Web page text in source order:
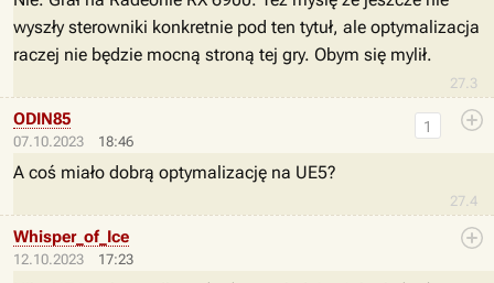
27.3
wyszły sterowniki konkretnie pod ten tytuł, ale optymalizacja
raczej nie będzie mocną stroną tej gry. Obym się mylił.
07.10.2023 18:46
27.4
1
ODIN85
A coś miało dobrą optymalizację na UE5?
12.10.2023 17:23
Whisper_of_Ice